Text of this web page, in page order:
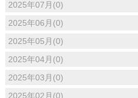
2025年07月(0)
2025年06月(0)
2025年05月(0)
2025年04月(0)
2025年03月(0)
2025年02月(0)